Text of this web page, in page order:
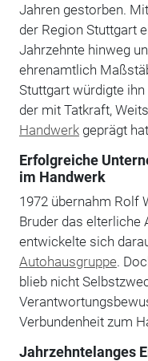
Jahren gestorben.
der Region Stuttgart
Jahrzehnte hinweg
ehrenamtlich
Stuttgart würdigte
der mit Tatkraft,
Handwerkgeprägt
Erfolgreiche
im Handwerk
1972 übernahm Rolf
Bruder das elterliche
entwickelte sich
Autohausgruppe.
blieb nicht
Verbundenheit zum
Jahrzehntelanges